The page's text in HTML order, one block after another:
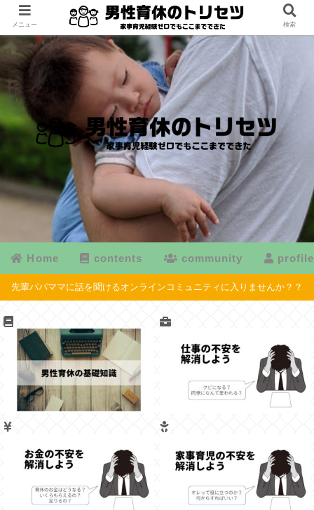
Home contents community profile
先輩パパママに話を聞けるオンラインコミュニティに入りませんか？？
メニュー 検索